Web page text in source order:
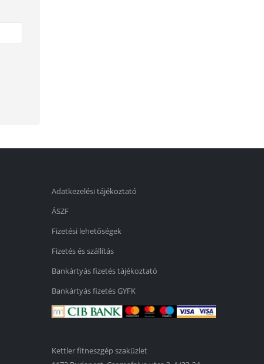
Adatkezelési tájékoztató
ÁSZF
Fizetési lehetőségek
Fizetés és szállítás
Bankártyás fizetés tájékoztató
Bankártyás fizetés GYFK
Kettler fitneszgép szaküzlet